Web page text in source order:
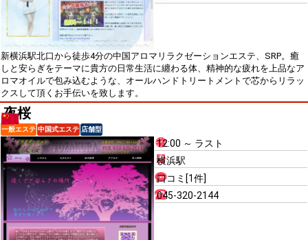
新横浜駅北口から徒歩4分の中国アロマリラクゼーションエステ、SRP。癒
しと安らぎをテーマに貴方の日常生活に纏わる体、精神的な疲れを上品なア
ロマオイルで包み込むような、オールハンドトリートメントで芯からリラッ
クスして頂くお手伝いを致します。
夜桜
一般エステ 中国式エステ 店舗型
12:00 ～ ラスト
横浜駅
口コミ[1件]
045-320-2144